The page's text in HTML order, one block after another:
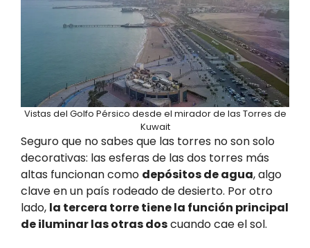
Vistas del Golfo Pérsico desde el mirador de las Torres de
Kuwait
Seguro que no sabes que las torres no son solo
decorativas: las esferas de las dos torres más
altas funcionan como depósitos de agua, algo
clave en un país rodeado de desierto. Por otro
lado, la tercera torre tiene la función principal
de iluminar las otras doscuando cae el sol.